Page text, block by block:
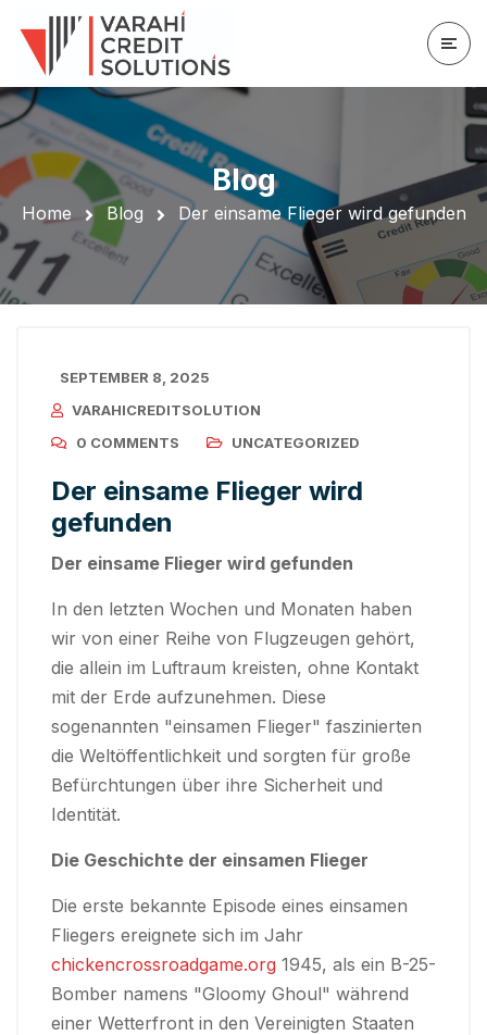
Blog
Home Blog Der einsame Flieger wird gefunden
SEPTEMBER 8, 2025
VARAHICREDITSOLUTION
0 COMMENTS
UNCATEGORIZED
Der einsame Flieger wird
gefunden
Der einsame Flieger wird gefunden
In den letzten Wochen und Monaten haben
wir von einer Reihe von Flugzeugen gehört,
die allein im Luftraum kreisten, ohne Kontakt
mit der Erde aufzunehmen. Diese
sogenannten "einsamen Flieger" faszinierten
die Weltöffentlichkeit und sorgten für große
Befürchtungen über ihre Sicherheit und
Identität.
Die Geschichte der einsamen Flieger
Die erste bekannte Episode eines einsamen
Fliegers ereignete sich im Jahr
chickencrossroadgame.org 1945, als ein B-25-
Bomber namens "Gloomy Ghoul" während
einer Wetterfront in den Vereinigten Staaten